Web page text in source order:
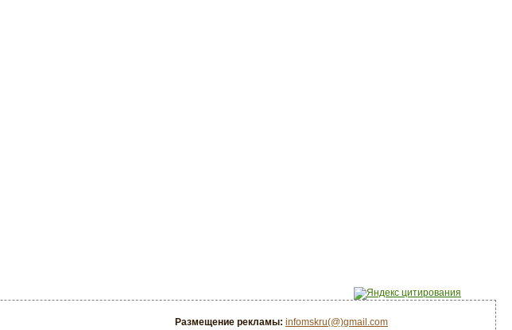
Размещение рекламы: infomskru(@)gmail.com